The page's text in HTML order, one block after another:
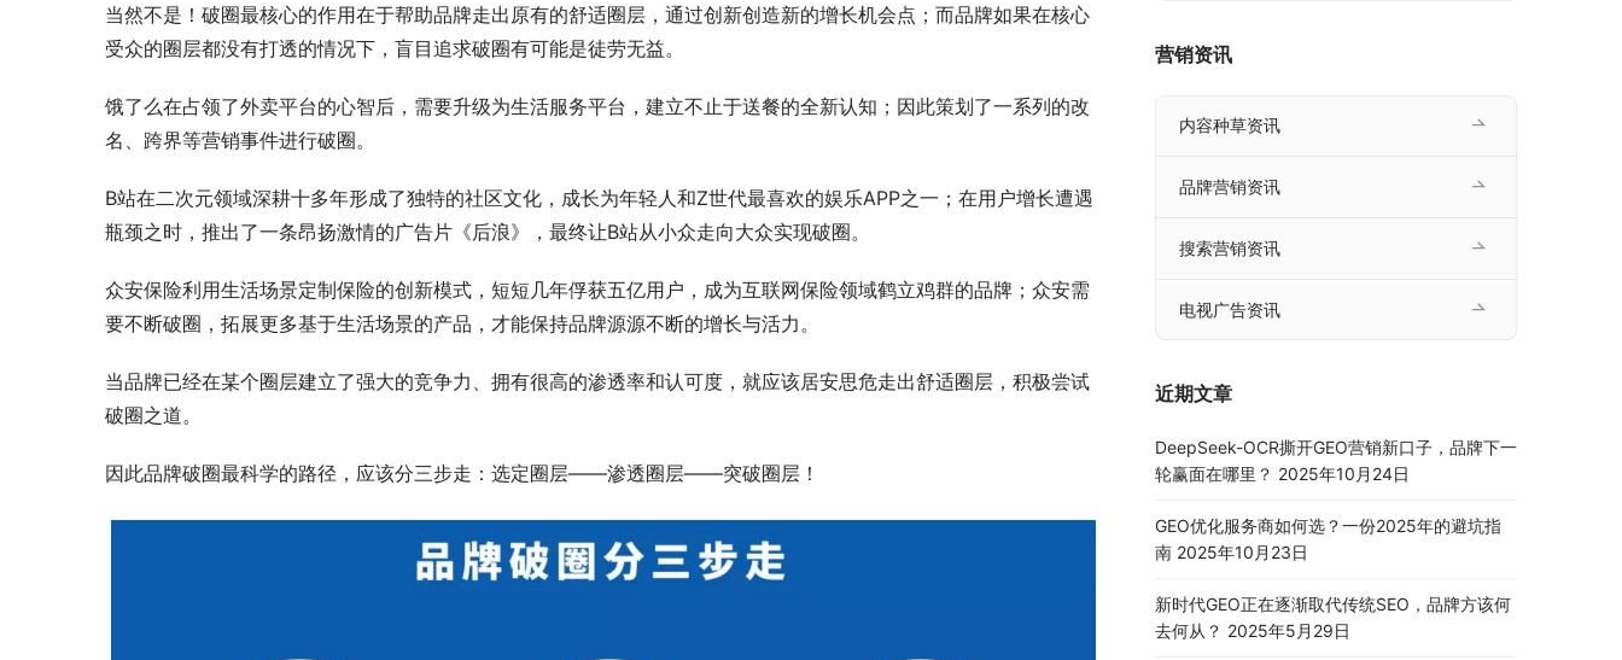
当然不是！破圈最核心的作用在于帮助品牌走出原有的舒适圈层，通过创新创造新的增长机会点；而品牌如果在核心
受众的圈层都没有打透的情况下，盲目追求破圈有可能是徒劳无益。
饿了么在占领了外卖平台的心智后，需要升级为生活服务平台，建立不止于送餐的全新认知；因此策划了一系列的改
名、跨界等营销事件进行破圈。
B站在二次元领域深耕十多年形成了独特的社区文化，成长为年轻人和Z世代最喜欢的娱乐APP之一；在用户增长遭遇
瓶颈之时，推出了一条昂扬激情的广告片《后浪》，最终让B站从小众走向大众实现破圈。
众安保险利用生活场景定制保险的创新模式，短短几年俘获五亿用户，成为互联网保险领域鹤立鸡群的品牌；众安需
要不断破圈，拓展更多基于生活场景的产品，才能保持品牌源源不断的增长与活力。
当品牌已经在某个圈层建立了强大的竞争力、拥有很高的渗透率和认可度，就应该居安思危走出舒适圈层，积极尝试
破圈之道。
因此品牌破圈最科学的路径，应该分三步走：选定圈层——渗透圈层——突破圈层！
营销资讯
内容种草资讯
品牌营销资讯
搜索营销资讯
电视广告资讯
近期文章
DeepSeek-OCR撕开GEO营销新口子，品牌下一
轮赢面在哪里？ 2025年10月24日
GEO优化服务商如何选？一份2025年的避坑指
南 2025年10月23日
新时代GEO正在逐渐取代传统SEO，品牌方该何
去何从？ 2025年5月29日